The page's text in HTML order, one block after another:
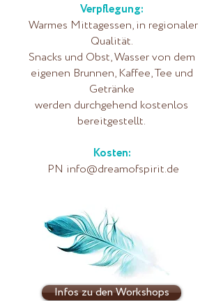
Verpflegung:
Warmes Mittagessen, in regionaler
Qualität.
Snacks und Obst, Wasser von dem
eigenen Brunnen, Kaffee, Tee und
Getränke
werden durchgehend kostenlos
bereitgestellt.
Kosten:
PN info@dreamofspirit.de
Infos zu den Workshops